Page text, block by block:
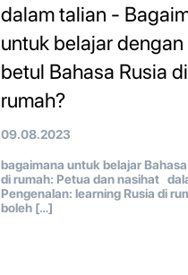
dalam talian -
untuk belajar dengan
betul Bahasa Rusia di
rumah?
09.08.2023
bagaimana untuk belajar Bahasa
di rumah: Petua dan nasihat
Pengenalan: learning Rusia di
boleh […]